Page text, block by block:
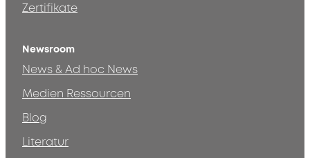
Zertifikate
Newsroom
News & Ad hoc News
Medien Ressourcen
Blog
Literatur